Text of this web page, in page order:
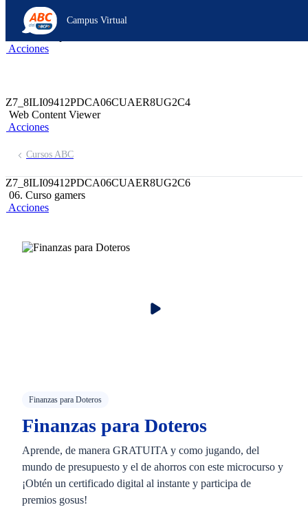
Z6_8ILI09412PDCA06CUAER8UG2K0
Z7_8ILI09412PDCA06CUAER8UG2K7
header-campus-virtual-abc
Acciones
Campus Virtual
Z7_8ILI09412PDCA06CUAER8UG2C4
Web Content Viewer
Acciones
Cursos ABC
Z7_8ILI09412PDCA06CUAER8UG2C6
06. Curso gamers
Acciones
Finanzas para Doteros
Finanzas para Doteros
Aprende, de manera GRATUITA y como jugando, del
mundo de presupuesto y el de ahorros con este microcurso y
¡Obtén un certificado digital al instante y participa de
premios gosus!